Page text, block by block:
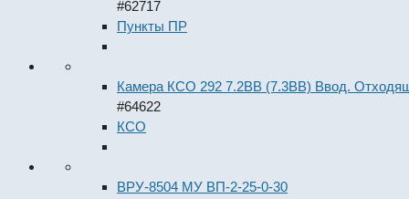
#62717
Пункты ПР
Камера КСО 292 7.2ВВ (7.3ВВ) Ввод.
#64622
КСО
ВРУ-8504 МУ ВП-2-25-0-30